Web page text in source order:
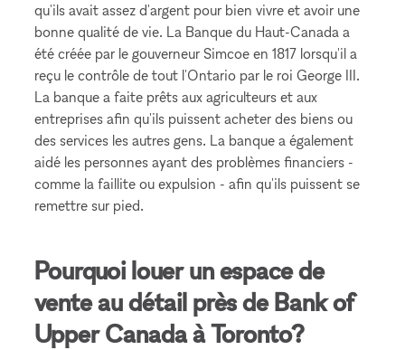
qu'ils avait assez d'argent pour bien vivre et avoir une
bonne qualité de vie. La Banque du Haut-Canada a
été créée par le gouverneur Simcoe en 1817 lorsqu'il a
reçu le contrôle de tout l'Ontario par le roi George III.
La banque a faite prêts aux agriculteurs et aux
entreprises afin qu'ils puissent acheter des biens ou
des services les autres gens. La banque a également
aidé les personnes ayant des problèmes financiers -
comme la faillite ou expulsion - afin qu'ils puissent se
remettre sur pied.
Pourquoi louer un espace de
vente au détail près de Bank of
Upper Canada à Toronto?